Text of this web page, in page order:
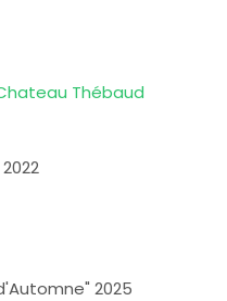
Thébaud
2025